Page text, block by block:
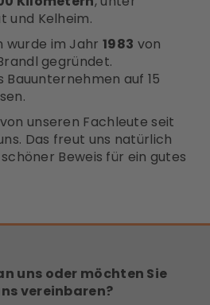
und Kelheim.
wurde im Jahr 1983 von
gegründet.
Bauunternehmen auf 15
unseren Fachleute seit
Das freut uns natürlich
Beweis für ein gutes
uns oder möchten Sie
vereinbaren?